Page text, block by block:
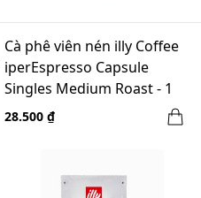
Cà phê viên nén illy Coffee
iperEspresso Capsule
Singles Medium Roast - 1
viên
28.500 ₫